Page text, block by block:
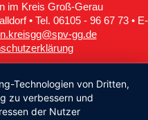
im Kreis Groß-Gerau
• Tel. 06105 - 96 67 73 • E-
gg.de
Technologien von Dritten,
zu verbessern und
der Nutzer